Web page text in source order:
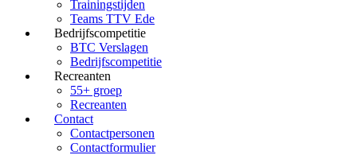
Trainingstijden
Teams TTV Ede
Bedrijfscompetitie
BTC Verslagen
Bedrijfscompetitie
Recreanten
55+ groep
Recreanten
Contact
Contactpersonen
Contactformulier